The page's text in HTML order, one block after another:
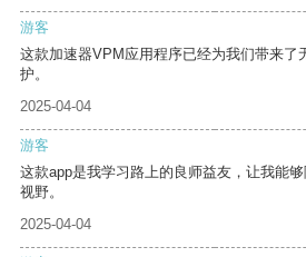
游客
这款加速器VPM应用程序已经为我们带来了
护。
2025-04-04
游客
这款app是我学习路上的良师益友，让我能
视野。
2025-04-04